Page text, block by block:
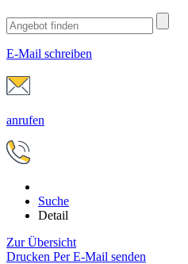
E-Mail schreiben
anrufen
Suche
Detail
Zur Übersicht
Drucken Per E-Mail senden